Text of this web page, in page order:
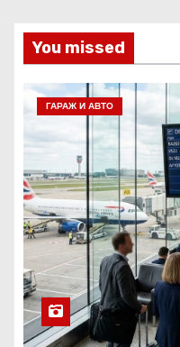
You missed
ГАРАЖ И АВТО